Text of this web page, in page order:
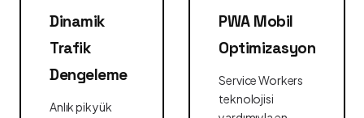
Dinamik
Trafik
Dengeleme
Anlık pik yük
PWA Mobil
Optimizasyon
Service Workers
teknolojisi